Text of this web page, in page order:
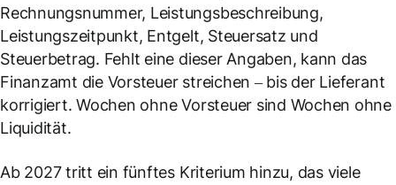
Rechnungsnummer, Leistungsbeschreibung,
Leistungszeitpunkt, Entgelt, Steuersatz und
Steuerbetrag. Fehlt eine dieser Angaben, kann das
Finanzamt die Vorsteuer streichen – bis der Lieferant
korrigiert. Wochen ohne Vorsteuer sind Wochen ohne
Liquidität.
Ab 2027 tritt ein fünftes Kriterium hinzu, das viele